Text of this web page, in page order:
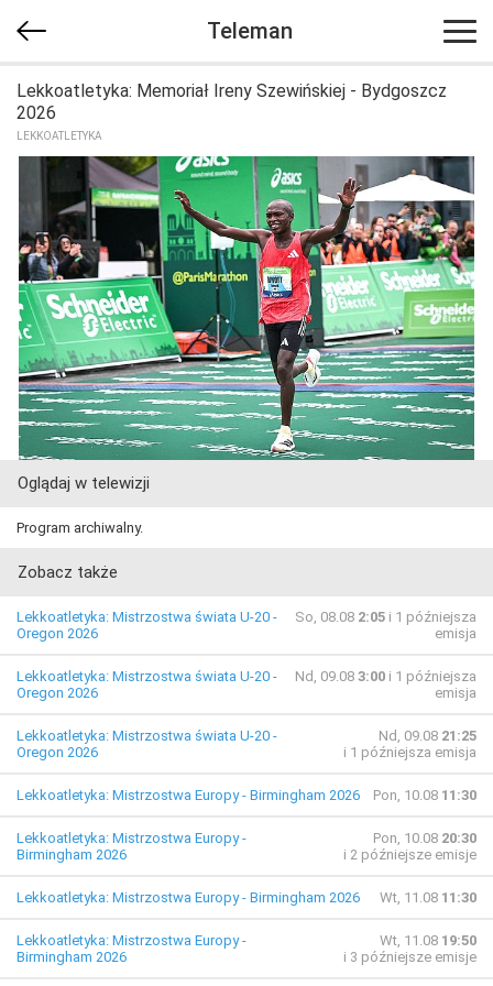
Teleman
Lekkoatletyka: Memoriał Ireny Szewińskiej - Bydgoszcz
2026
LEKKOATLETYKA
Oglądaj w telewizji
Program archiwalny.
Zobacz także
Lekkoatletyka: Mistrzostwa świata U-20 -
Oregon 2026
So, 08.08 2:05 i 1 późniejsza
emisja
Lekkoatletyka: Mistrzostwa świata U-20 -
Oregon 2026
Nd, 09.08 3:00 i 1 późniejsza
emisja
Lekkoatletyka: Mistrzostwa świata U-20 -
Oregon 2026
Nd, 09.08 21:25
i 1 późniejsza emisja
Lekkoatletyka: Mistrzostwa Europy - Birmingham 2026 Pon, 10.08 11:30
Lekkoatletyka: Mistrzostwa Europy -
Birmingham 2026
Pon, 10.08 20:30
i 2 późniejsze emisje
Lekkoatletyka: Mistrzostwa Europy - Birmingham 2026 Wt, 11.08 11:30
Lekkoatletyka: Mistrzostwa Europy -
Birmingham 2026
Wt, 11.08 19:50
i 3 późniejsze emisje